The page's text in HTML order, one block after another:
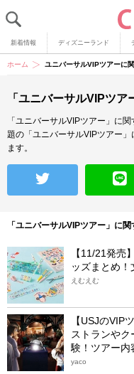
新着情報 ディズニーランド
ホーム ユニバーサルVIPツアーに
「ユニバーサルVIPツ
「ユニバーサルVIPツアー」に
題の「ユニバーサルVIPツアー
ます。
「ユニバーサルVIPツアー」に
【11/21発売
ッズまとめ！
えむえむ
【USJのVIP
ストランや
験！ツアー内
yaco